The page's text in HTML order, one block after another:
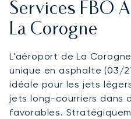
Services FBO
La Corogne
L'aéroport de La
unique en asphalte (03/
idéale pour les jets
jets long-courriers dans
favorables.